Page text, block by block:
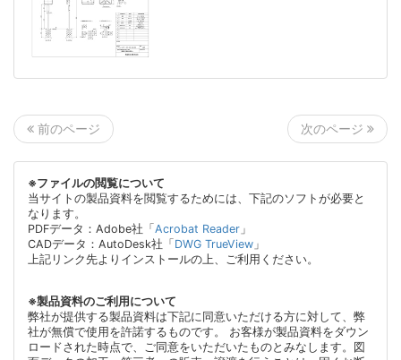
前のページ 次のページ
※ファイルの閲覧について
当サイトの製品資料を閲覧するためには、下記のソフトが必要と
なります。
PDFデータ：Adobe社「 Acrobat Reader 」
CADデータ：AutoDesk社「 DWG TrueView 」
上記リンク先よりインストールの上、ご利用ください。
※製品資料のご利用について
弊社が提供する製品資料は下記に同意いただける方に対して、弊
社が無償で使用を許諾するものです。 お客様が製品資料をダウン
ロードされた時点で、ご同意をいただいたものとみなします。図